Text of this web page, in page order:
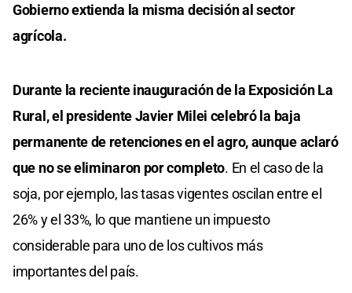
Gobierno extienda la misma decisión al sector
agrícola.
Durante la reciente inauguración de la Exposición La
Rural, el presidente Javier Milei celebró la baja
permanente de retenciones en el agro, aunque aclaró
que no se eliminaron por completo. En el caso de la
soja, por ejemplo, las tasas vigentes oscilan entre el
26% y el 33%, lo que mantiene un impuesto
considerable para uno de los cultivos más
importantes del país.